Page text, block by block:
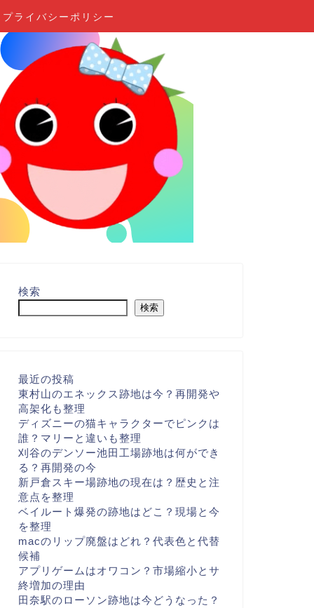
プライバシーポリシー
検索
検索
最近の投稿
東村山のエネックス跡地は今？再開発や
高架化も整理
ディズニーの猫キャラクターでピンクは
誰？マリーと違いも整理
刈谷のデンソー池田工場跡地は何ができ
る？再開発の今
新戸倉スキー場跡地の現在は？歴史と注
意点を整理
ベイルート爆発の跡地はどこ？現場と今
を整理
macのリップ廃盤はどれ？代表色と代替
候補
アプリゲームはオワコン？市場縮小とサ
終増加の理由
田奈駅のローソン跡地は今どうなった？